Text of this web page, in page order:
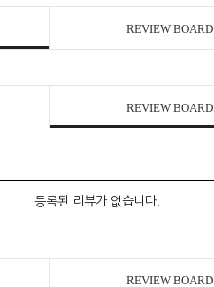
REVIEW BOARD
REVIEW BOARD
등록된 리뷰가 없습니다.
REVIEW BOARD